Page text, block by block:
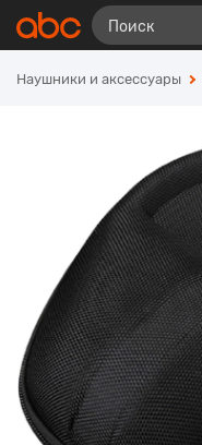
Наушники и аксессуары